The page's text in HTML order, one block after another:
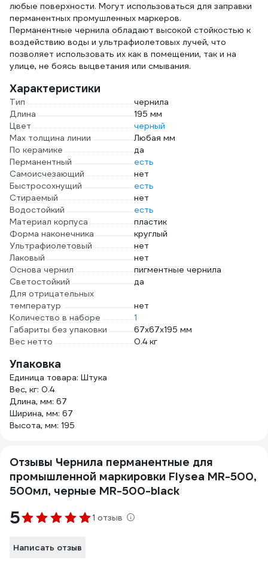
любые поверхности. Могут использоваться для заправки
перманентных промушленных маркеров.
Перманентные чернила обладают высокой стойкостью к
воздействию воды и ультрафиолетовых лучей, что
позволяет использовать их как в помещении, так и на
улице, не боясь выцветания или смывания.
Характеристики
Тип
чернила
Длина
195 мм
Цвет
черный
Мах толщина линии
Любая мм
По керамике
да
Перманентный
есть
Самоисчезающий
нет
Быстросохнущий
есть
Стираемый
нет
Водостойкий
есть
Материал корпуса
пластик
Форма наконечника
круглый
Ультрафиолетовый
нет
Лаковый
нет
Основа чернил
пигментные чернила
Светостойкий
да
Для отрицательных
температур
нет
Количество в наборе
1
Габариты без упаковки
67x67x195 мм
Вес нетто
0.4 кг
Упаковка
Единица товара: Штука
Вес, кг: 0.4
Длина, мм: 67
Ширина, мм: 67
Высота, мм: 195
Отзывы Чернила перманентные для
промышленной маркировки Flysea MR-500,
500мл, черные MR-500-black
5 1 отзыв
Написать отзыв